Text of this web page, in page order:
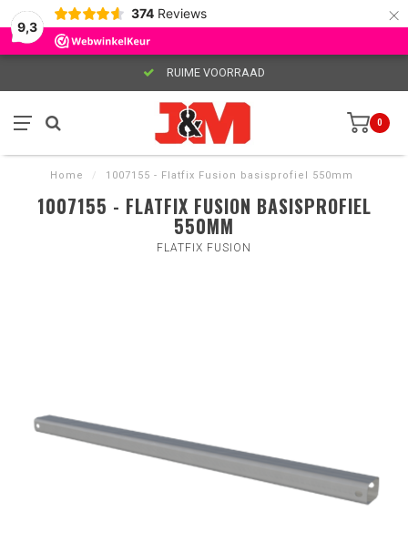
9,3
374 Reviews ×
RUIME VOORRAAD
0
Home / 1007155 - Flatfix Fusion basisprofiel 550mm
1007155 - FLATFIX FUSION BASISPROFIEL
550MM
FLATFIX FUSION